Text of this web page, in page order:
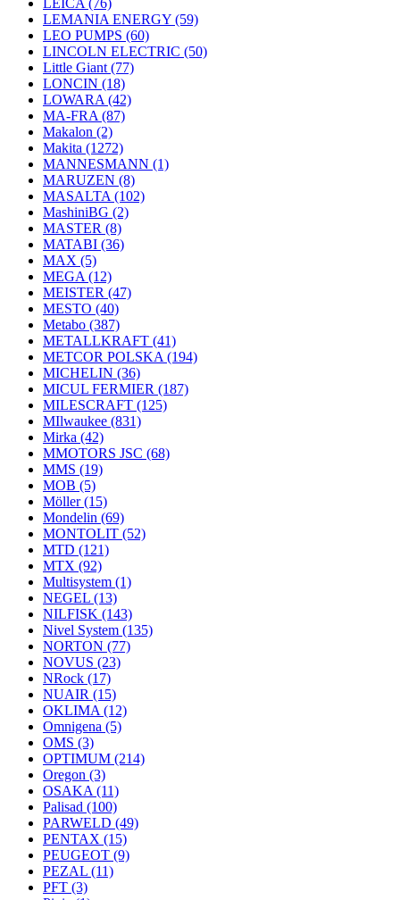
LEICA (76)
LEMANIA ENERGY (59)
LEO PUMPS (60)
LINCOLN ELECTRIC (50)
Little Giant (77)
LONCIN (18)
LOWARA (42)
MA-FRA (87)
Makalon (2)
Makita (1272)
MANNESMANN (1)
MARUZEN (8)
MASALTA (102)
MashiniBG (2)
MASTER (8)
MATABI (36)
MAX (5)
MEGA (12)
MEISTER (47)
MESTO (40)
Metabo (387)
METALLKRAFT (41)
METCOR POLSKA (194)
MICHELIN (36)
MICUL FERMIER (187)
MILESCRAFT (125)
MIlwaukee (831)
Mirka (42)
MMOTORS JSC (68)
MMS (19)
MOB (5)
Möller(15)
Mondelin (69)
MONTOLIT (52)
MTD (121)
MTX (92)
Multisystem (1)
NEGEL (13)
NILFISK (143)
Nivel System (135)
NORTON (77)
NOVUS (23)
NRock (17)
NUAIR (15)
OKLIMA (12)
Omnigena (5)
OMS (3)
OPTIMUM (214)
Oregon (3)
OSAKA (11)
Palisad (100)
PARWELD (49)
PENTAX (15)
PEUGEOT (9)
PEZAL (11)
PFT (3)